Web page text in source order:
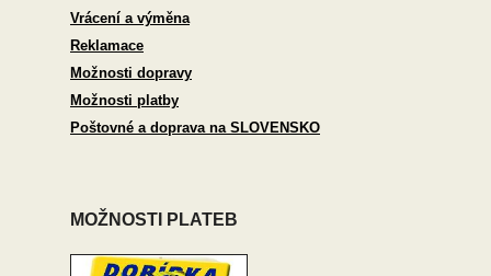
Vrácení a výměna
Reklamace
Možnosti dopravy
Možnosti platby
Poštovné a doprava na SLOVENSKO
MOŽNOSTI PLATEB